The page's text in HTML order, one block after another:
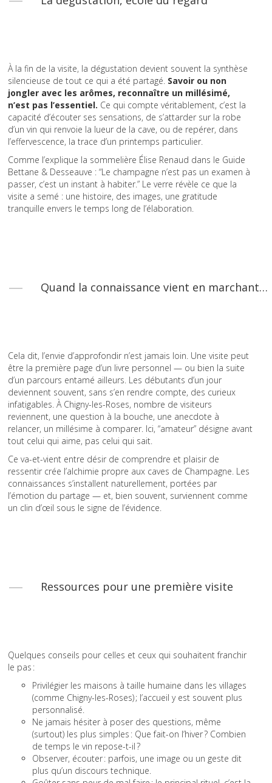
À la fin de la visite, la dégustation devient souvent la synthèse
silencieuse de tout ce qui a été partagé. Savoir ou non
jongler avec les arômes, reconnaître un millésimé,
n’est pas l’essentiel. Ce qui compte véritablement, c’est la
capacité d’écouter ses sensations, de s’attarder sur la robe
d’un vin qui renvoie la lueur de la cave, ou de repérer, dans
l’effervescence, la trace d’un printemps particulier.
Comme l’explique la sommelière Élise Renaud dans le Guide
Bettane & Desseauve : “Le champagne n’est pas un examen à
passer, c’est un instant à habiter.” Le verre révèle ce que la
visite a semé : une histoire, des images, une gratitude
tranquille envers le temps long de l’élaboration.
Quand la connaissance vient en marchant…
Cela dit, l’envie d’approfondir n’est jamais loin. Une visite peut
être la première page d’un livre personnel — ou bien la suite
d’un parcours entamé ailleurs. Les débutants d’un jour
deviennent souvent, sans s’en rendre compte, des curieux
infatigables. À Chigny-les-Roses, nombre de visiteurs
reviennent, une question à la bouche, une anecdote à
relancer, un millésime à comparer. Ici, “amateur” désigne avant
tout celui qui aime, pas celui qui sait.
Ce va-et-vient entre désir de comprendre et plaisir de
ressentir crée l’alchimie propre aux caves de Champagne. Les
connaissances s’installent naturellement, portées par
l’émotion du partage — et, bien souvent, surviennent comme
un clin d’œil sous le signe de l’évidence.
Ressources pour une première visite
Quelques conseils pour celles et ceux qui souhaitent franchir
le pas :
Privilégier les maisons à taille humaine dans les villages
(comme Chigny-les-Roses) ; l’accueil y est souvent plus
personnalisé.
Ne jamais hésiter à poser des questions, même
(surtout) les plus simples : Que fait-on l’hiver ? Combien
de temps le vin repose-t-il ?
Observer, écouter : parfois, une image ou un geste dit
plus qu’un discours technique.